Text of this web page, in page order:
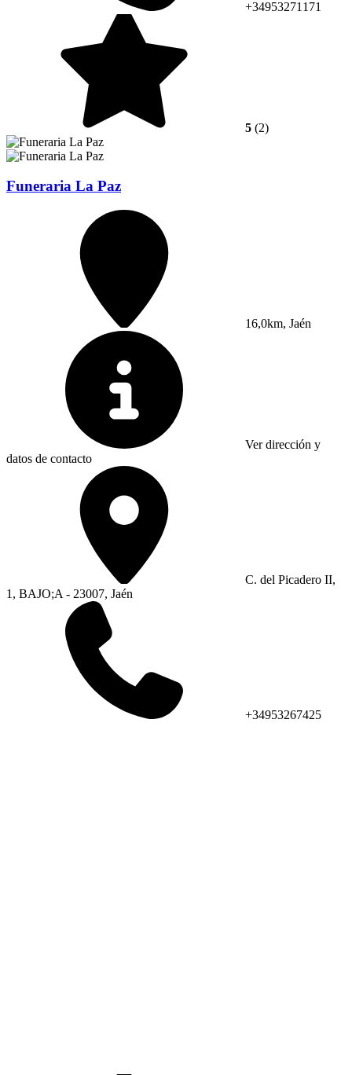
+34953271171
5 (2)
Funeraria La Paz
16,0km, Jaén
Ver dirección y
datos de contacto
C. del Picadero II,
1, BAJO;A - 23007, Jaén
+34953267425